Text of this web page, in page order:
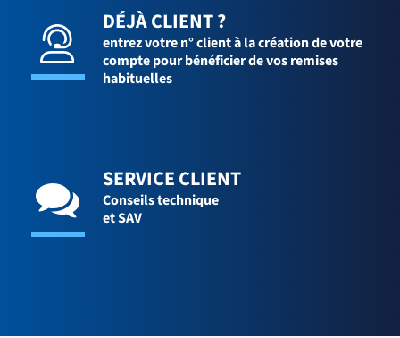
DÉJÀ CLIENT ?
entrez votre n° client à la création de votre
compte pour bénéficier de vos remises
habituelles
SERVICE CLIENT
Conseils technique
et SAV